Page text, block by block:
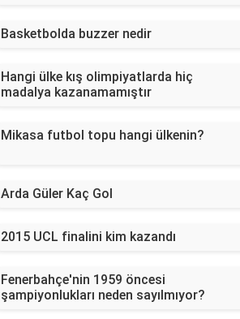
Basketbolda buzzer nedir
Hangi ülke kış olimpiyatlarda hiç
madalya kazanamamıştır
Mikasa futbol topu hangi ülkenin?
Arda Güler Kaç Gol
2015 UCL finalini kim kazandı
Fenerbahçe'nin 1959 öncesi
şampiyonlukları neden sayılmıyor?